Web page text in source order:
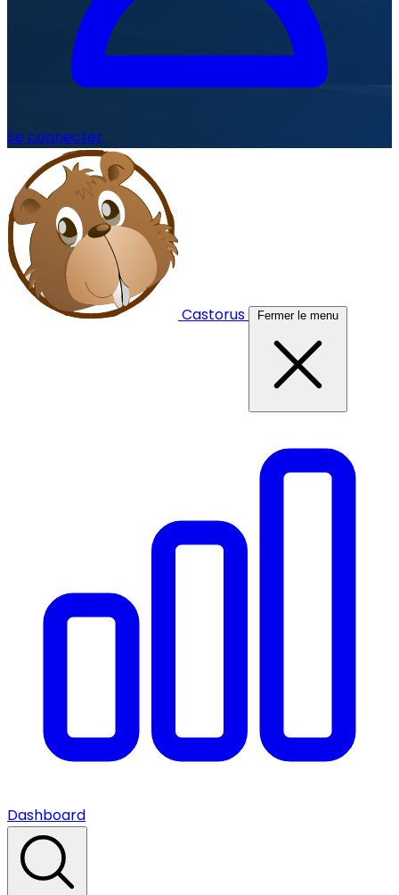
Se connecter
Castorus Fermer le menu
Dashboard